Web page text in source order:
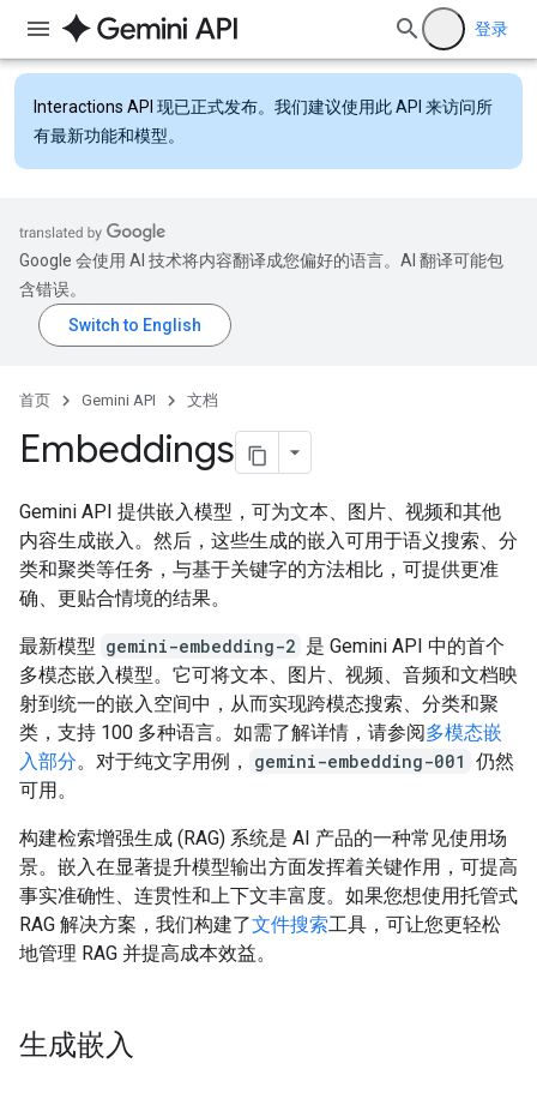
登录
Interactions API 现已正式发布。我们建议使用此 API 来访问所
有最新功能和模型。
Google 会使用 AI 技术将内容翻译成您偏好的语言。AI 翻译可能包
含错误。
首页 Gemini API 文档
Embeddings
Gemini API 提供嵌入模型，可为文本、图片、视频和其他
内容生成嵌入。然后，这些生成的嵌入可用于语义搜索、分
类和聚类等任务，与基于关键字的方法相比，可提供更准
确、更贴合情境的结果。
最新模型 gemini-embedding-2 是 Gemini API 中的首个
多模态嵌入模型。它可将文本、图片、视频、音频和文档映
射到统一的嵌入空间中，从而实现跨模态搜索、分类和聚
类，支持 100 多种语言。如需了解详情，请参阅多模态嵌
入部分。对于纯文字用例， gemini-embedding-001 仍然
可用。
构建检索增强生成 (RAG) 系统是 AI 产品的一种常见使用场
景。嵌入在显著提升模型输出方面发挥着关键作用，可提高
事实准确性、连贯性和上下文丰富度。如果您想使用托管式
RAG 解决方案，我们构建了文件搜索工具，可让您更轻松
地管理 RAG 并提高成本效益。
生成嵌入